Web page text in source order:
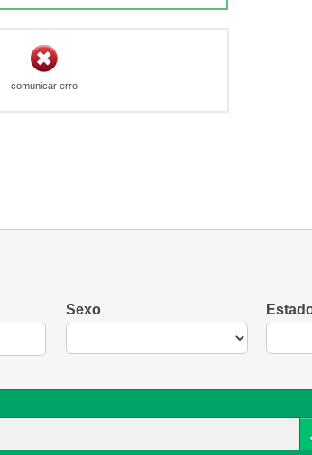
comunicar erro
Sexo